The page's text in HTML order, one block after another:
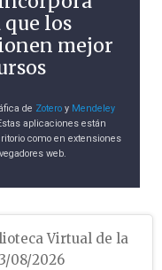
los
mejor
de Zoteroy Mendeley
aplicaciones están
como en extensiones
web.
Virtual de la
08/2026